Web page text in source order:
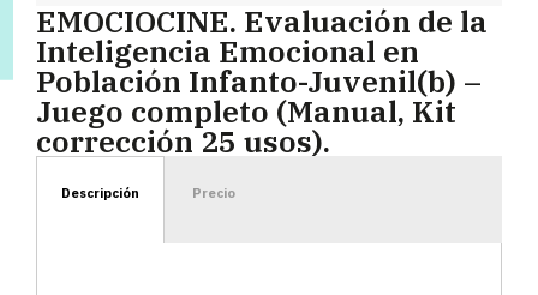
EMOCIOCINE. Evaluación de la
Inteligencia Emocional en
Población Infanto-Juvenil(b) –
Juego completo (Manual, Kit
corrección 25 usos).
Descripción Precio